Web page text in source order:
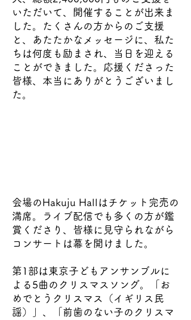
いただいて、開催することが出来ま
した。
たくさんの方からのご支援
と、あたたかなメッセージに、私た
ちは何度も励まされ、当日を迎える
ことができました。応援くださった
皆様、本当にありがとうございまし
た。
会場のHakuju Hallはチケット完売の
満席。ライブ配信でも多くの方が鑑
賞くださり、皆様に見守られながら
コンサートは幕を開けました。
第1部は東京子どもアンサンブルに
よる5曲のクリスマスソング。「お
めでとうクリスマス（イギリス民
謡）」、「前歯のない子のクリスマ